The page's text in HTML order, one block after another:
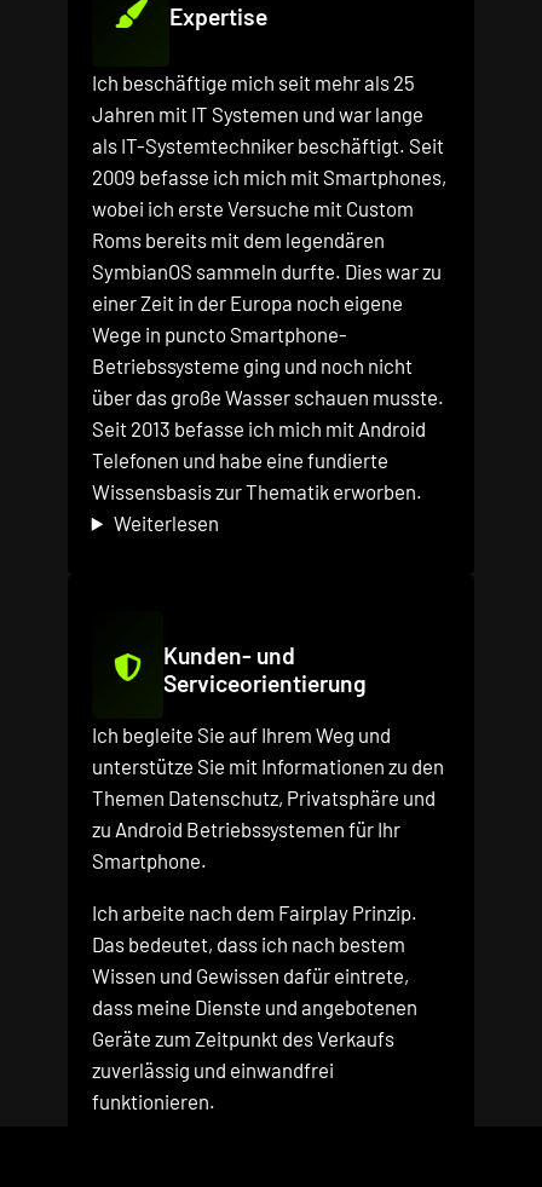
Expertise
Ich beschäftige mich seit mehr als 25
Jahren mit IT Systemen und war lange
als IT-Systemtechniker beschäftigt. Seit
2009 befasse ich mich mit Smartphones,
wobei ich erste Versuche mit Custom
Roms bereits mit dem legendären
SymbianOS sammeln durfte. Dies war zu
einer Zeit in der Europa noch eigene
Wege in puncto Smartphone-
Betriebssysteme ging und noch nicht
über das große Wasser schauen musste.
Seit 2013 befasse ich mich mit Android
Telefonen und habe eine fundierte
Wissensbasis zur Thematik erworben.
Weiterlesen
Kunden- und
Serviceorientierung
Ich begleite Sie auf Ihrem Weg und
unterstütze Sie mit Informationen zu den
Themen Datenschutz, Privatsphäre und
zu Android Betriebssystemen für Ihr
Smartphone.
Ich arbeite nach dem Fairplay Prinzip.
Das bedeutet, dass ich nach bestem
Wissen und Gewissen dafür eintrete,
dass meine Dienste und angebotenen
Geräte zum Zeitpunkt des Verkaufs
zuverlässig und einwandfrei
funktionieren.